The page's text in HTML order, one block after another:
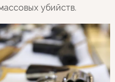
убийств.